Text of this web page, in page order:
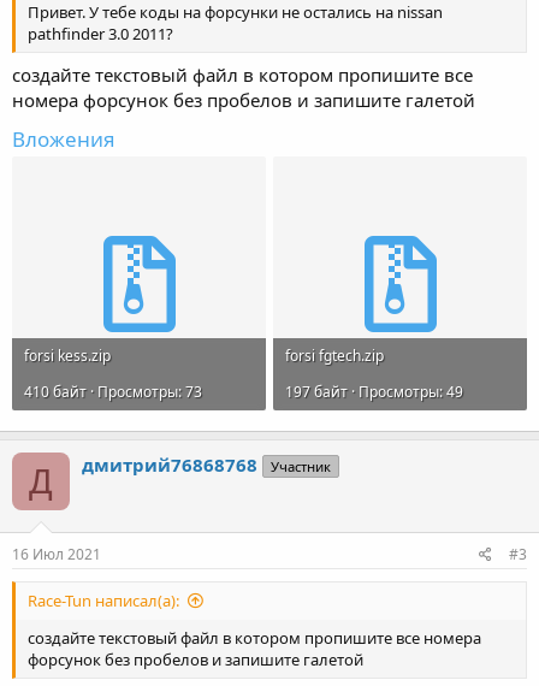
Привет. У тебе коды на форсунки не остались на nissan
pathfinder 3.0 2011?
создайте текстовый файл в котором пропишите все
номера форсунок без пробелов и запишите галетой
Вложения
forsi kess.zip
410 байт · Просмотры: 73
forsi fgtech.zip
197 байт · Просмотры: 49
Д дмитрий76868768 Участник
16 Июл 2021 #3
Race-Tun написал(а):
создайте текстовый файл в котором пропишите все номера
форсунок без пробелов и запишите галетой